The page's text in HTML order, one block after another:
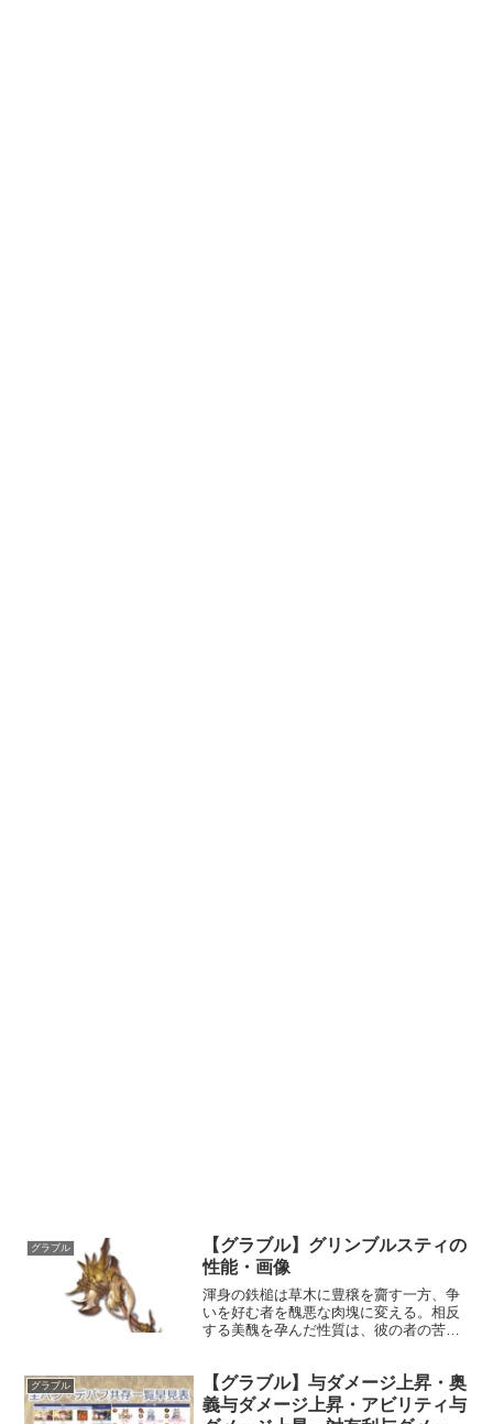
グラブル
【グラブル】グリンブルスティの
性能・画像
渾身の鉄槌は草木に豊穣を齎す一方、争
いを好む者を醜悪な肉塊に変える。相反
する美醜を孕んだ性質は、彼の者の苦し
MAXLv1522826100奥義フレイ・イン・
フロディ敵に...
グラブル
【グラブル】与ダメージ上昇・奥
義与ダメージ上昇・アビリティ与